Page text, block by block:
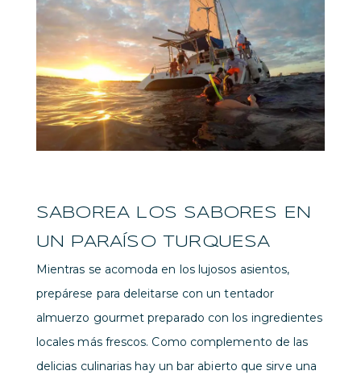
SABOREA LOS SABORES EN
UN PARAÍSO TURQUESA
Mientras se acomoda en los lujosos asientos,
prepárese para deleitarse con un tentador
almuerzo gourmet preparado con los ingredientes
locales más frescos. Como complemento de las
delicias culinarias hay un bar abierto que sirve una